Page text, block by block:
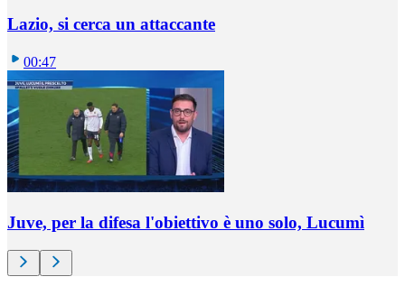
Lazio, si cerca un attaccante
00:47
Juve, per la difesa l'obiettivo è uno solo, Lucumì